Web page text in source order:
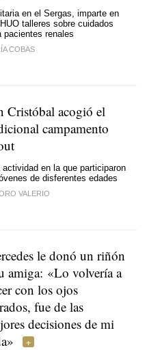
en el Sergas, imparte en
talleres sobre cuidados
pacientes renales
COBAS
Cristóbal acogió el
campamento
actividad en la que participaron
de disferentes edades
VALERIO
le donó un riñón
amiga: «Lo volvería a
con los ojos
fue de las
decisiones de mi